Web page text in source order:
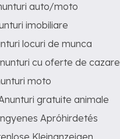
auto/moto
imobiliare
locuri de munca
cu oferte de cazare
moto
gratuite animale
Apróhirdetés
Kleinanzeigen